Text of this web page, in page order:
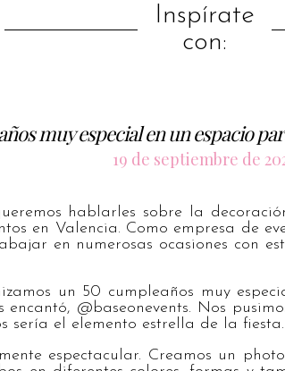
Inspírate
con:
muy especial en un espacio
19 de septiembre de
hablarles sobre la
en Valencia. Como empresa de
en numerosas ocasiones con
un 50 cumpleaños muy
encantó, @baseonevents. Nos
sería el elemento estrella de la fiesta.
espectacular. Creamos un